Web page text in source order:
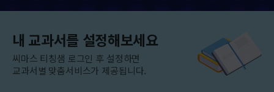
내 교과서를 설정해보세요
씨마스 티칭샘 로그인 후 설정하면
교과서별 맞춤서비스가 제공됩니다.